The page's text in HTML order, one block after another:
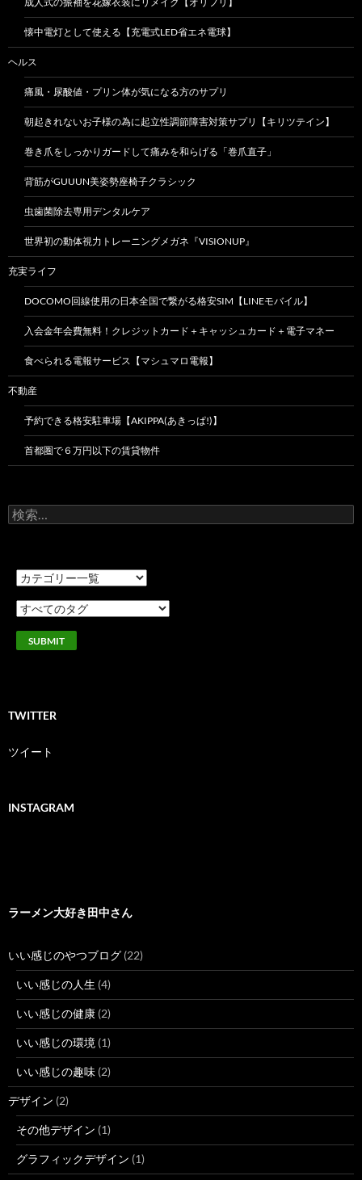
懐中電灯として使える【充電式LED省エネ電球】
ヘルス
痛風・尿酸値・プリン体が気になる方のサプリ
朝起きれないお子様の為に起立性調節障害対策サプリ【キリツテイン】
巻き爪をしっかりガードして痛みを和らげる「巻爪直子」
背筋がGUUUN美姿勢座椅子クラシック
虫歯菌除去専用デンタルケア
世界初の動体視力トレーニングメガネ『VISIONUP』
充実ライフ
DOCOMO回線使用の日本全国で繋がる格安SIM【LINEモバイル】
入会金年会費無料！クレジットカード＋キャッシュカード＋電子マネー
食べられる電報サービス【マシュマロ電報】
不動産
予約できる格安駐車場【AKIPPA(あきっぱ!)】
首都圏で６万円以下の賃貸物件
検
索:
TWITTER
ツイート
INSTAGRAM
ラーメン大好き田中さん
いい感じのやつブログ (22)
いい感じの人生 (4)
いい感じの健康 (2)
いい感じの環境 (1)
いい感じの趣味 (2)
デザイン (2)
その他デザイン (1)
グラフィックデザイン (1)